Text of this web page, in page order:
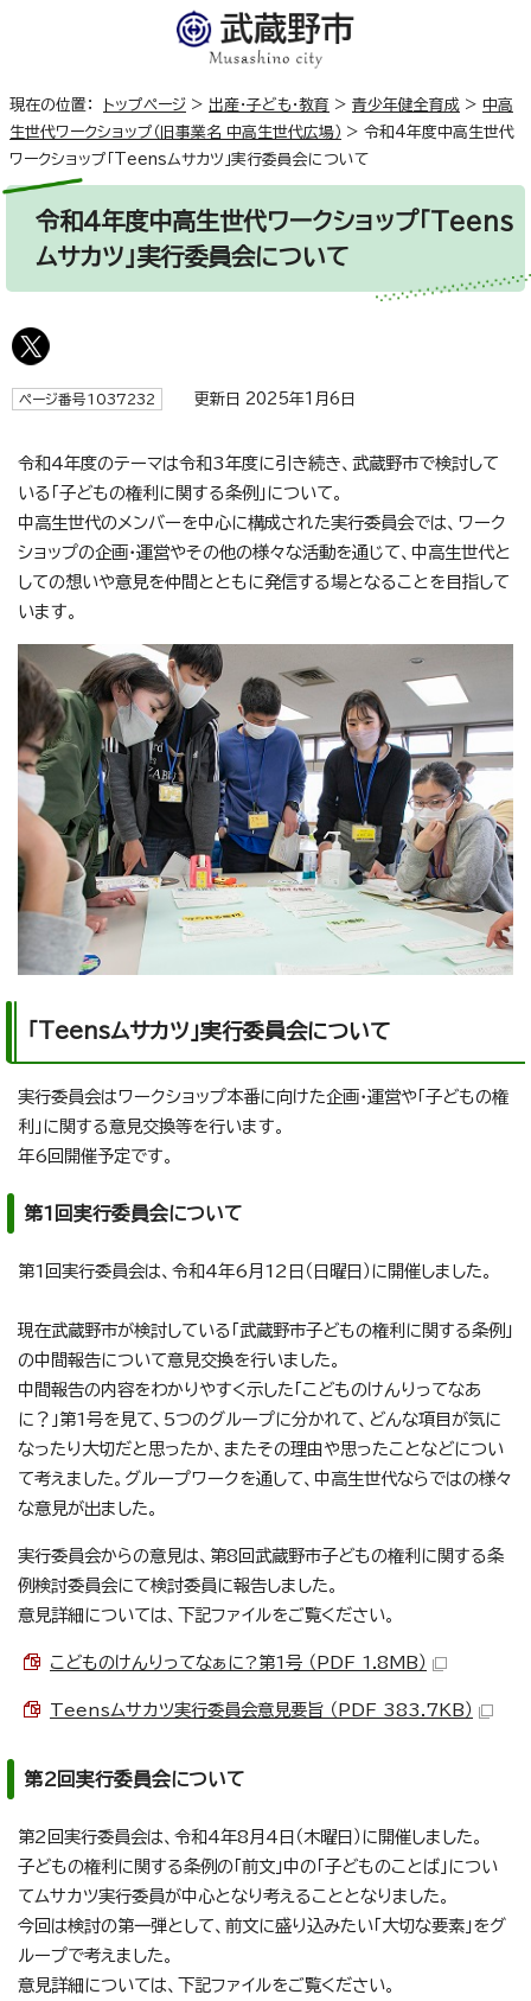
現在の位置： トップページ > 出産・子ども・教育 > 青少年健全育成 > 中高
生世代ワークショップ（旧事業名 中高生世代広場） > 令和4年度中高生世代
ワークショップ「Teensムサカツ」実行委員会について
令和4年度中高生世代ワークショップ「Teens
ムサカツ」実行委員会について
ページ番号1037232 更新日 2025年1月6日
令和4年度のテーマは令和3年度に引き続き、武蔵野市で検討して
いる「子どもの権利に関する条例」について。
中高生世代のメンバーを中心に構成された実行委員会では、ワーク
ショップの企画・運営やその他の様々な活動を通じて、中高生世代と
しての想いや意見を仲間とともに発信する場となることを目指して
います。
「Teensムサカツ」実行委員会について
実行委員会はワークショップ本番に向けた企画・運営や「子どもの権
利」に関する意見交換等を行います。
年6回開催予定です。
第1回実行委員会について
第1回実行委員会は、令和4年6月12日（日曜日）に開催しました。
現在武蔵野市が検討している「武蔵野市子どもの権利に関する条例」
の中間報告について意見交換を行いました。
中間報告の内容をわかりやすく示した「こどものけんりってなあ
に？」第1号を見て、5つのグループに分かれて、どんな項目が気に
なったり大切だと思ったか、またその理由や思ったことなどについ
て考えました。グループワークを通して、中高生世代ならではの様々
な意見が出ました。
実行委員会からの意見は、第8回武蔵野市子どもの権利に関する条
例検討委員会にて検討委員に報告しました。
意見詳細については、下記ファイルをご覧ください。
こどものけんりってなぁに?第1号 （PDF 1.8MB）
Teensムサカツ実行委員会意見要旨 （PDF 383.7KB）
第2回実行委員会について
第2回実行委員会は、令和4年8月4日（木曜日）に開催しました。
子どもの権利に関する条例の「前文」中の「子どものことば」につい
てムサカツ実行委員が中心となり考えることとなりました。
今回は検討の第一弾として、前文に盛り込みたい「大切な要素」をグ
ループで考えました。
意見詳細については、下記ファイルをご覧ください。